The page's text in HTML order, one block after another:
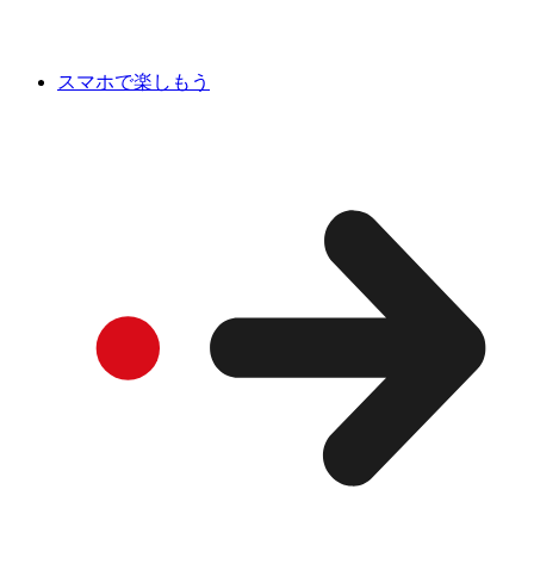
スマホで楽しもう